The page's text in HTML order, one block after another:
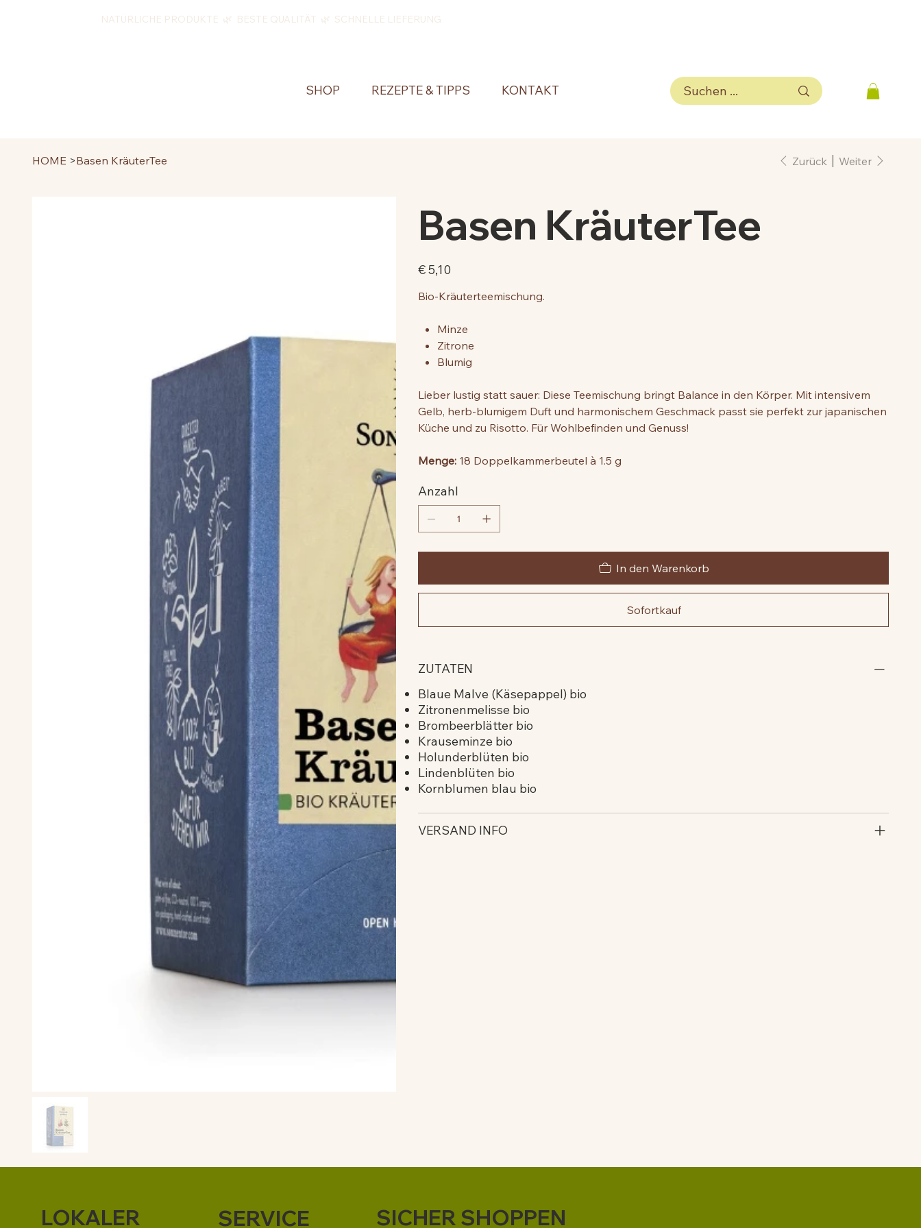
NATÜRLICHE PRODUKTE 🌿 BESTE QUALITÄT 🌿 SCHNELLE LIEFERUNG
SHOP REZEPTE & TIPPS KONTAKT
HOME >Basen KräuterTee Zurück Weiter
Basen KräuterTee
Preis
€ 5,10
Bio-Kräuterteemischung.
Minze
Zitrone
Blumig
Lieber lustig statt sauer: Diese Teemischung bringt Balance in den Körper. Mit intensivem
Gelb, herb-blumigem Duft und harmonischem Geschmack passt sie perfekt zur japanischen
Küche und zu Risotto. Für Wohlbefinden und Genuss!
Menge:18 Doppelkammerbeutel à 1.5 g
Anzahl
In den Warenkorb
Sofortkauf
ZUTATEN
Blaue Malve (Käsepappel) bio
Zitronenmelisse bio
Brombeerblätter bio
Krauseminze bio
Holunderblüten bio
Lindenblüten bio
Kornblumen blau bio
VERSAND INFO
LOKALER
SERVICE SICHER SHOPPEN